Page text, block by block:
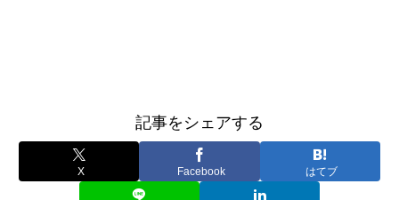
記事をシェアする
X Facebook はてブ